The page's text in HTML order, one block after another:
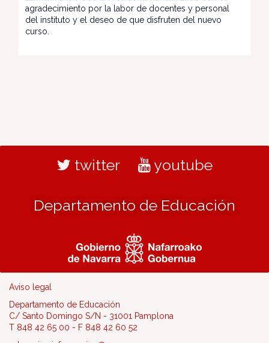
agradecimiento por la labor de docentes y personal
del instituto y el deseo de que disfruten del nuevo
curso.
twitter youtube
Departamento de Educación
Aviso legal
Departamento de Educación
C/ Santo Domingo S/N - 31001 Pamplona
T 848 42 65 00 - F 848 42 60 52